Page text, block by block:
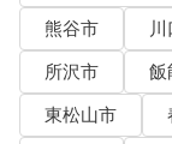
熊谷市
所沢市
飯
東松山市